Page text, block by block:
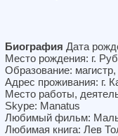
Биография Дата
Место рождения: г.
Образование:
Адрес проживания: г.
Место работы,
Skype: Manatus
Любимый фильм:
Любимая книга: Лев